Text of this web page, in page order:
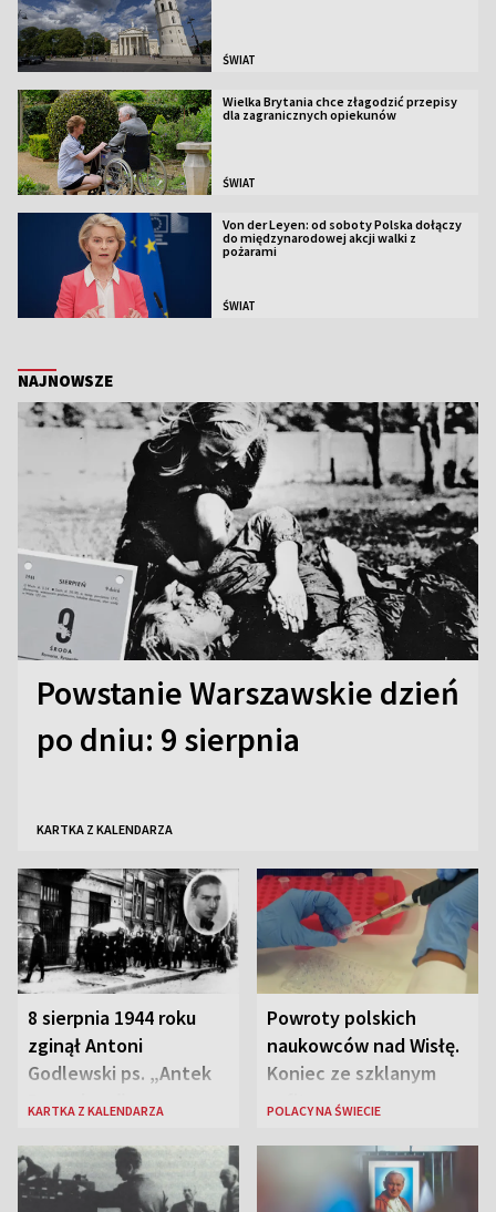
ŚWIAT
Wielka Brytania chce złagodzić przepisy
dla zagranicznych opiekunów
ŚWIAT
Von der Leyen: od soboty Polska dołączy
do międzynarodowej akcji walki z
pożarami
ŚWIAT
NAJNOWSZE
Powstanie Warszawskie dzień
po dniu: 9 sierpnia
KARTKA Z KALENDARZA
8 sierpnia 1944 roku
zginął Antoni
Godlewski ps. „Antek
Rozpylacz”
KARTKA Z KALENDARZA
Powroty polskich
naukowców nad Wisłę.
Koniec ze szklanym
sufitem
POLACY NA ŚWIECIE